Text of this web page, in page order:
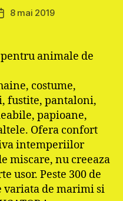
8 mai 2019
animale de
costume,
fustite, pantaloni,
papioane,
Ofera confort
intemperiilor
miscare, nu creeaza
usor. Peste 300 de
variata de marimi si